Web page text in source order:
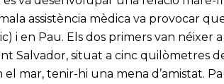
assistència mèdica va provocar
i en Pau. Els dos primers van
Salvador, situat a cinc quilòmetres
el mar, tenir-hi una mena d’amistat.